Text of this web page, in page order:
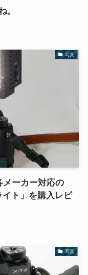
。
写真
メーカー対応の
イト」を購入レビ
写真